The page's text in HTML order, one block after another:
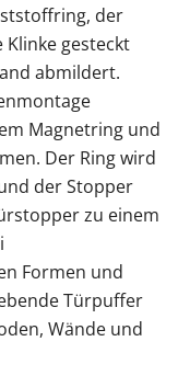
der
gesteckt
abmildert.
Magnetring und
Der Ring wird
der Stopper
zu einem
Formen und
Türpuffer
Wände und